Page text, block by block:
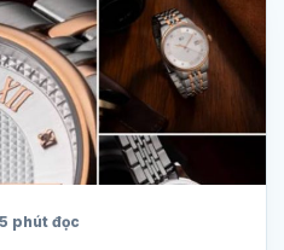
phút đọc